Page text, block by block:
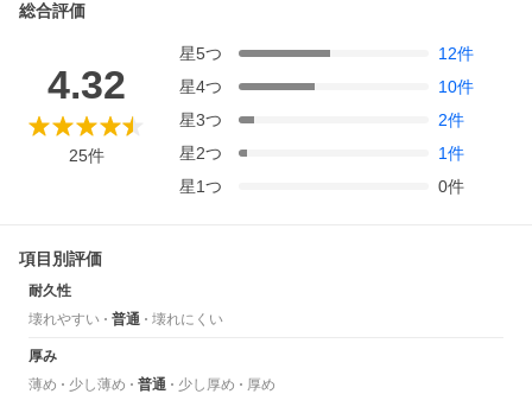
総合評価
4.32
25件
星5つ 12件
星4つ 10件
星3つ 2件
星2つ 1件
星1つ 0件
項目別評価
耐久性
壊れやすい
普通 壊れにくい
厚み
薄め
少し薄め 普通 少し厚め 厚め